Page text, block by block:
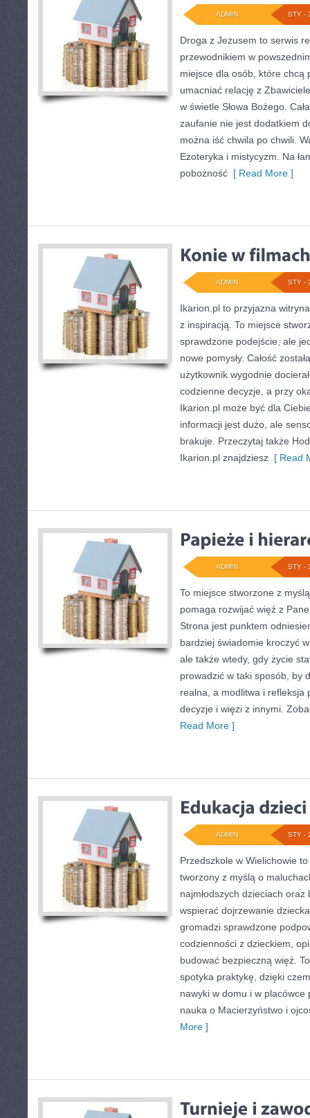
STY -
ADMIN
Droga z Jezusem to serwis
przewodnikiem w
miejsce dla osób, które chcą
umacniać relację z
w świetle Słowa Bożego.
zaufanie nie jest dodatkiem
można iść chwila po chwili.
Ezoteryka i mistycyzm. Na
pobożność [ Read More ]
STY -
ADMIN
Ikarion.pl to przyjazna
z inspiracją. To miejsce
sprawdzone podejście, ale
nowe pomysły. Całość
użytkownik wygodnie
codzienne decyzje, a przy
Ikarion.pl może być dla
informacji jest dużo, ale
brakuje. Przeczytaj także
Ikarion.pl znajdziesz [ Read
STY -
ADMIN
To miejsce stworzone z
pomaga rozwijać więź z
Strona jest punktem
bardziej świadomie kroczyć
ale także wtedy, gdy życie
prowadzić w taki sposób, by
realna, a modlitwa i refleksja
decyzje i więzi z innymi.
Read More ]
STY -
ADMIN
Przedszkole w Wielichowie
tworzony z myślą o
najmłodszych dzieciach
wspierać dojrzewanie
gromadzi sprawdzone
codzienności z dzieckiem,
budować bezpieczną więź.
spotyka praktykę, dzięki
nawyki w domu i w placówce
nauka o Macierzyństwo i
More ]